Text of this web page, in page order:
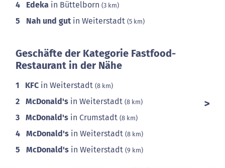
4 Edeka in Büttelborn (3 km)
5 Nah und gut in Weiterstadt (5 km)
Geschäfte der Kategorie Fastfood-
Restaurant in der Nähe
1 KFC in Weiterstadt (8 km)
2 McDonald's in Weiterstadt (8 km)
3 McDonald's in Crumstadt (8 km)
4 McDonald's in Weiterstadt (8 km)
5 McDonald's in Weiterstadt (9 km)